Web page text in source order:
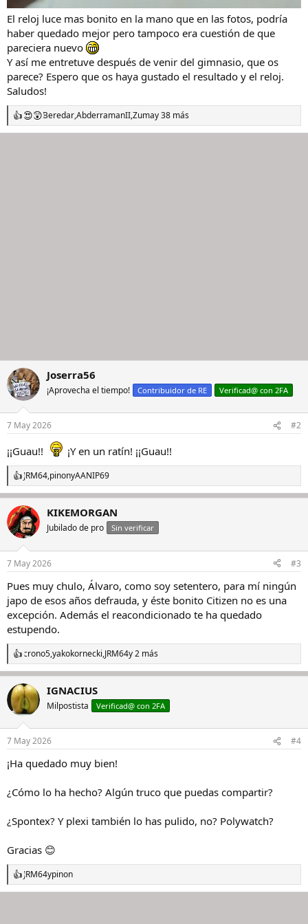
El reloj luce mas bonito en la mano que en las fotos, podría
haber quedado mejor pero tampoco era cuestión de que
pareciera nuevo
Y así me entretuve después de venir del gimnasio, que os
parece? Espero que os haya gustado el resultado y el reloj.
Saludos!
R
e
Beredar,AbderramanII,Zumay 38 más
Joserra56
¡Aprovecha el tiempo! Contribuidor de RE Verificad@ con 2FA
7 May 2026 #2
¡¡Guau!! ¡Y en un ratín! ¡¡Guau!!
R
e
c
c
i
e
:
JRM64,pinonyAANIP69
KIKEMORGAN
Jubilado de pro Sin verificar
7 May 2026 #3
Pues muy chulo, Álvaro, como soy setentero, para mí ningún
japo de esos años defrauda, y éste bonito Citizen no es una
excepción. Además el reacondicionado te ha quedado
estupendo.
R
e
a
c
c
i
e
:
crono5,yakokornecki,JRM64y 2 más
IGNACIUS
Milpostista Verificad@ con 2FA
7 May 2026 #4
¡Ha quedado muy bien!
¿Cómo lo ha hecho? Algún truco que puedas compartir?
¿Spontex? Y plexi también lo has pulido, no? Polywatch?
Gracias 😊
R
e
JRM64ypinon